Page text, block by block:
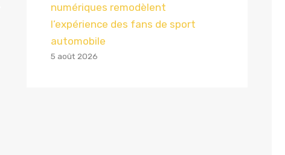
numériques remodèlent
l’expérience des fans de sport
automobile
5 août 2026